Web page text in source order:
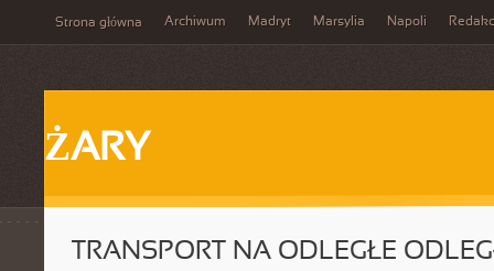
Strona główna Archiwum Madryt Marsylia Napoli
ŻARY
TRANSPORT NA ODLEGŁE